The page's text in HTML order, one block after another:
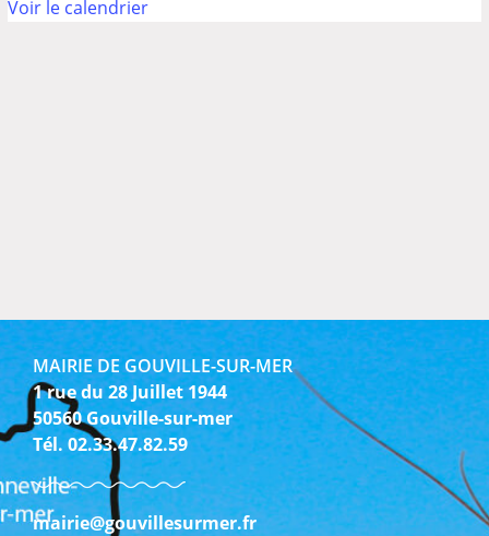
Voir le calendrier
MAIRIE DE GOUVILLE-SUR-MER
1 rue du 28 Juillet 1944
50560 Gouville-sur-mer
Tél. 02.33.47.82.59
mairie@gouvillesurmer.fr